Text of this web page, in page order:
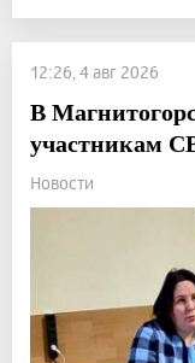
12:26, 4 авг 2026
В
участникам
Новости